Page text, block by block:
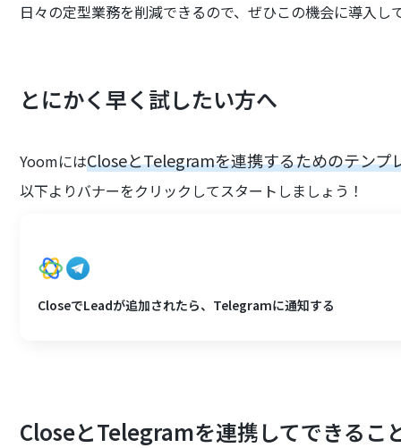
日々の定型業務を削減できるので、ぜひこの機会に導入
とにかく早く試したい方へ
YoomにはCloseとTelegramを連携するためのテンプ
以下よりバナーをクリックしてスタートしましょう！
CloseでLeadが追加されたら、Telegramに通知する
CloseとTelegramを連携してできるこ